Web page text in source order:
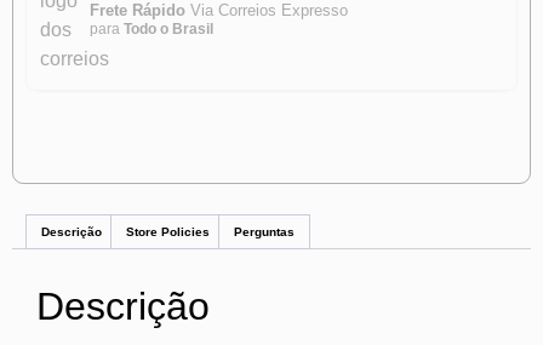
Frete Rápido Via Correios Expresso
para Todo o Brasil
Descrição Store Policies Perguntas
Descrição